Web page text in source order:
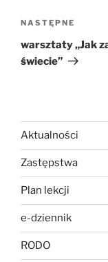
Następny
wpis
NASTĘPNE
warsztaty „Jak
świecie”
Aktualności
Zastępstwa
Plan lekcji
e-dziennik
RODO